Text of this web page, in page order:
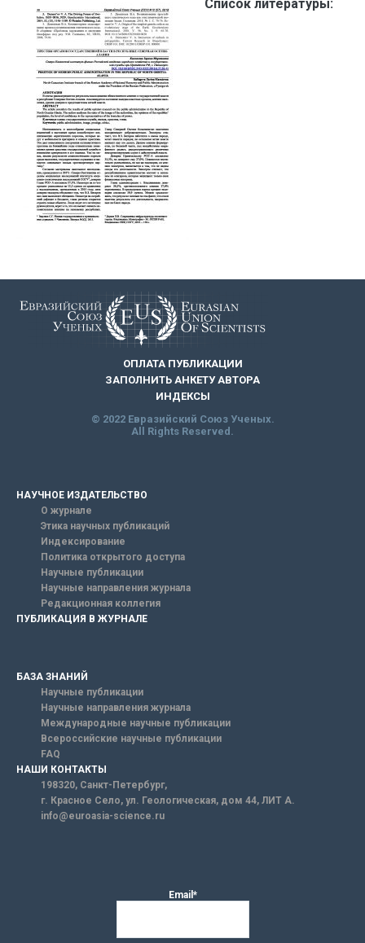
Список литературы:
ОПЛАТА ПУБЛИКАЦИИ
ЗАПОЛНИТЬ АНКЕТУ АВТОРА
ИНДЕКСЫ
© 2022 Евразийский Союз Ученых.
All Rights Reserved.
НАУЧНОЕ ИЗДАТЕЛЬСТВО
О журнале
Этика научных публикаций
Индексирование
Политика открытого доступа
Научные публикации
Научные направления журнала
Редакционная коллегия
ПУБЛИКАЦИЯ В ЖУРНАЛЕ
БАЗА ЗНАНИЙ
Научные публикации
Научные направления журнала
Международные научные публикации
Всероссийские научные публикации
FAQ
НАШИ КОНТАКТЫ
198320, Санкт-Петербург,
г. Красное Село, ул. Геологическая, дом 44, ЛИТ А.
info@euroasia-science.ru
Email*